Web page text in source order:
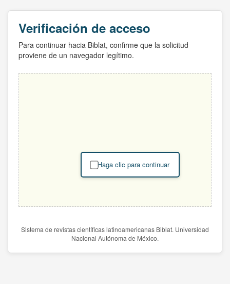
Verificación de acceso
Para continuar hacia Biblat, confirme que la solicitud
proviene de un navegador legítimo.
Haga clic para continuar
Sistema de revistas científicas latinoamericanas Biblat. Universidad
Nacional Autónoma de México.